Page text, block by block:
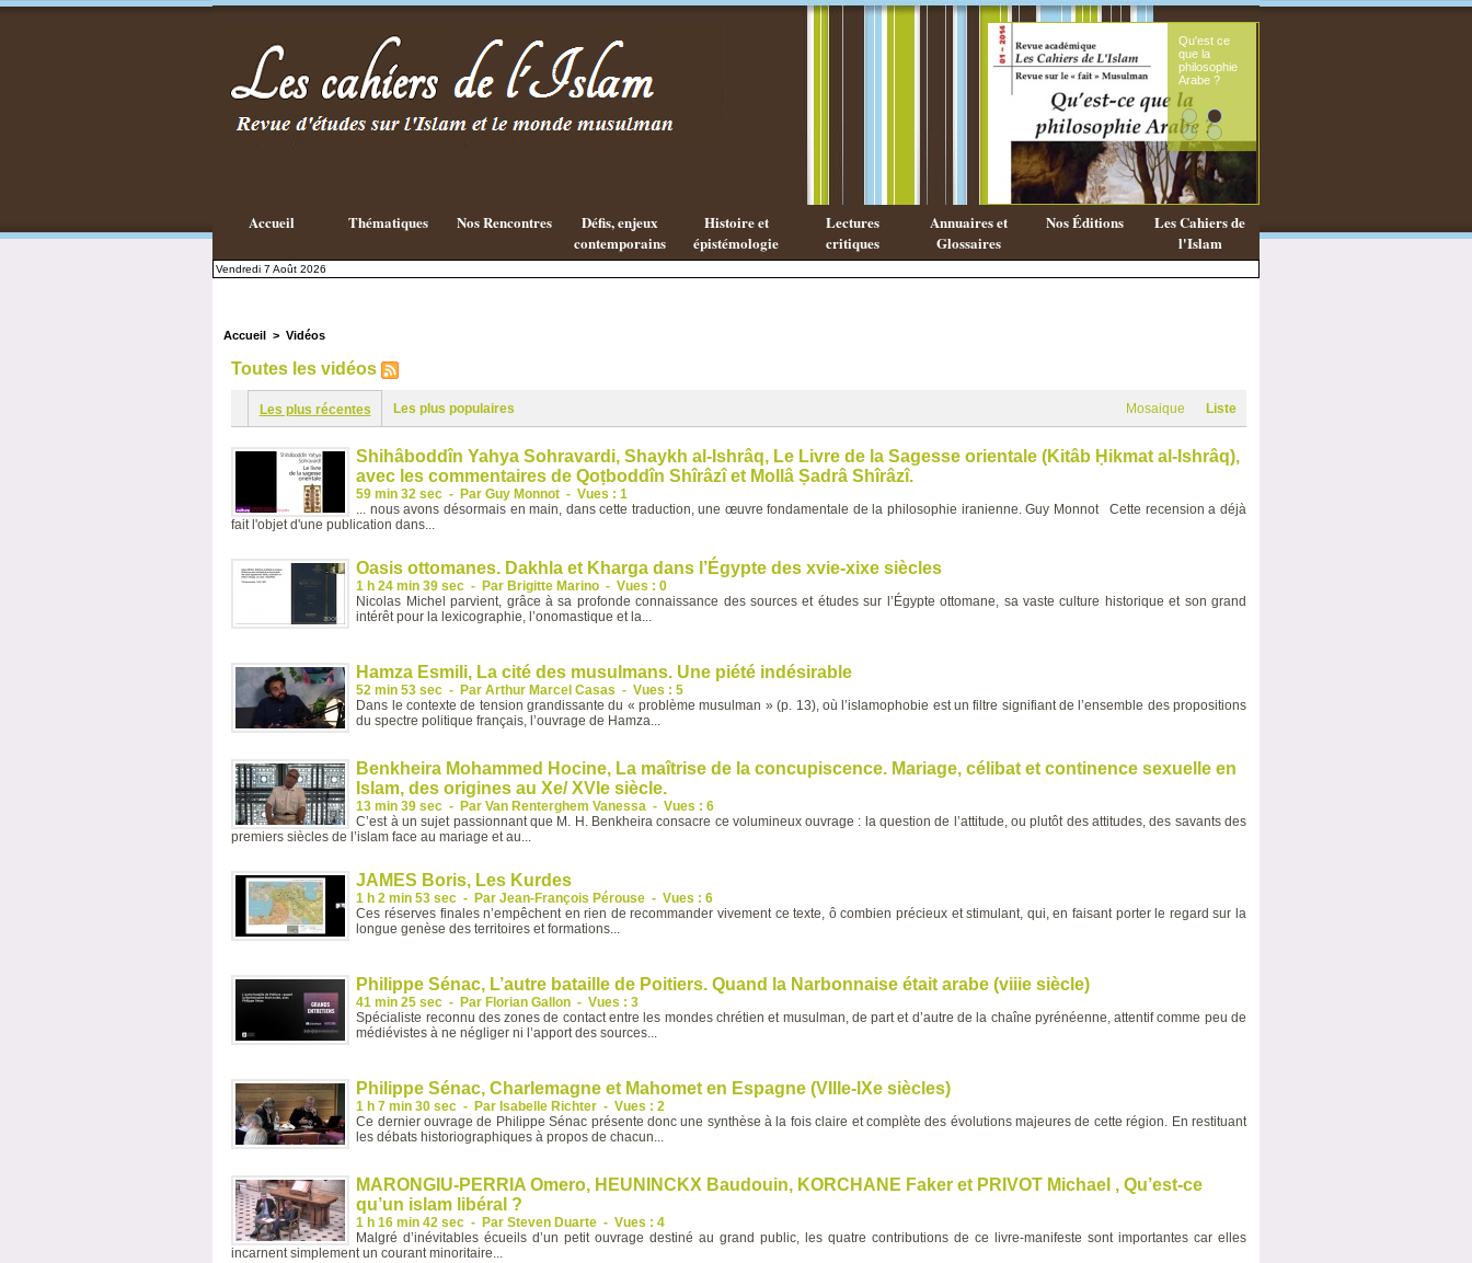
Islamique ?
Qu'est ce
que la
philosophie
Arabe ?
Accueil Thématiques Nos Rencontres
Défis, enjeux
contemporains
Histoire et
épistémologie
Lectures
critiques
Annuaires et
Glossaires
Nos Éditions
Les Cahiers de
l'Islam
Vendredi 7 Août 2026
Accueil > Vidéos
Toutes les vidéos
Les plus récentes Les plus populaires Liste
Mosaique
Shihâboddîn Yahya Sohravardi, Shaykh al-Ishrâq, Le Livre de la Sagesse orientale (Kitâb Ḥikmat al-Ishrâq),
avec les commentaires de Qoṭboddîn Shîrâzî et Mollâ Ṣadrâ Shîrâzî.
59 min 32 sec - Par Guy Monnot -Vues : 1
... nous avons désormais en main, dans cette traduction, une œuvre fondamentale de la philosophie iranienne. Guy Monnot Cette recension a déjà
fait l'objet d'une publication dans...
Oasis ottomanes. Dakhla et Kharga dans l’Égypte des xvie-xixe siècles
1 h 24 min 39 sec - Par Brigitte Marino -Vues : 0
Nicolas Michel parvient, grâce à sa profonde connaissance des sources et études sur l’Égypte ottomane, sa vaste culture historique et son grand
intérêt pour la lexicographie, l’onomastique et la...
Hamza Esmili, La cité des musulmans. Une piété indésirable
52 min 53 sec - Par Arthur Marcel Casas -Vues : 5
Dans le contexte de tension grandissante du « problème musulman » (p. 13), où l’islamophobie est un filtre signifiant de l’ensemble des propositions
du spectre politique français, l’ouvrage de Hamza...
Benkheira Mohammed Hocine, La maîtrise de la concupiscence. Mariage, célibat et continence sexuelle en
Islam, des origines au Xe/ XVIe siècle.
13 min 39 sec - Par Van Renterghem Vanessa -Vues : 6
C’est à un sujet passionnant que M. H. Benkheira consacre ce volumineux ouvrage : la question de l’attitude, ou plutôt des attitudes, des savants des
premiers siècles de l’islam face au mariage et au...
JAMES Boris, Les Kurdes
1 h 2 min 53 sec - Par Jean-François Pérouse -Vues : 6
Ces réserves finales n’empêchent en rien de recommander vivement ce texte, ô combien précieux et stimulant, qui, en faisant porter le regard sur la
longue genèse des territoires et formations...
Philippe Sénac, L’autre bataille de Poitiers. Quand la Narbonnaise était arabe (viiie siècle)
41 min 25 sec - Par Florian Gallon -Vues : 3
Spécialiste reconnu des zones de contact entre les mondes chrétien et musulman, de part et d’autre de la chaîne pyrénéenne, attentif comme peu de
médiévistes à ne négliger ni l’apport des sources...
Philippe Sénac, Charlemagne et Mahomet en Espagne (VIIIe-IXe siècles)
1 h 7 min 30 sec - Par Isabelle Richter -Vues : 2
Ce dernier ouvrage de Philippe Sénac présente donc une synthèse à la fois claire et complète des évolutions majeures de cette région. En restituant
les débats historiographiques à propos de chacun...
MARONGIU-PERRIA Omero, HEUNINCKX Baudouin, KORCHANE Faker et PRIVOT Michael , Qu’est-ce
qu’un islam libéral ?
1 h 16 min 42 sec - Par Steven Duarte -Vues : 4
Malgré d’inévitables écueils d’un petit ouvrage destiné au grand public, les quatre contributions de ce livre-manifeste sont importantes car elles
incarnent simplement un courant minoritaire...